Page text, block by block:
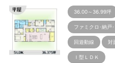
36.00～36.99坪
ファミクロ･納戸
回遊動線 対
Ｉ型ＬＤＫ